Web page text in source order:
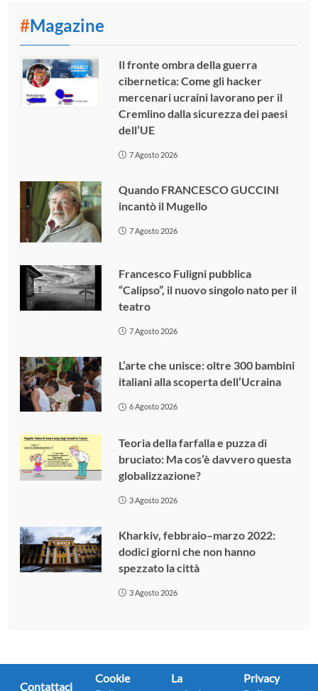
#Magazine
Il fronte ombra della guerra
cibernetica: Come gli hacker
mercenari ucraini lavorano per il
Cremlino dalla sicurezza dei paesi
dell’UE
7 Agosto 2026
Quando FRANCESCO GUCCINI
incantò il Mugello
7 Agosto 2026
Francesco Fuligni pubblica
“Calipso”, il nuovo singolo nato per il
teatro
7 Agosto 2026
L’arte che unisce: oltre 300 bambini
italiani alla scoperta dell’Ucraina
6 Agosto 2026
Teoria della farfalla e puzza di
bruciato: Ma cos’è davvero questa
globalizzazione?
3 Agosto 2026
Kharkiv, febbraio–marzo 2022:
dodici giorni che non hanno
spezzato la città
3 Agosto 2026
Contattaci
Cookie
La
Privacy